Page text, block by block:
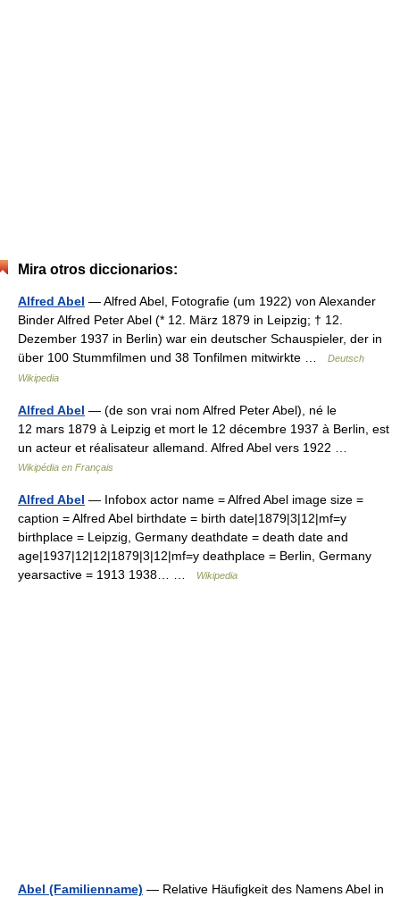
Mira otros diccionarios:
Alfred Abel — Alfred Abel, Fotografie (um 1922) von Alexander
Binder Alfred Peter Abel (* 12. März 1879 in Leipzig; † 12.
Dezember 1937 in Berlin) war ein deutscher Schauspieler, der in
über 100 Stummfilmen und 38 Tonfilmen mitwirkte …
Deutsch
Wikipedia
Alfred Abel — (de son vrai nom Alfred Peter Abel), né le
12 mars 1879 à Leipzig et mort le 12 décembre 1937 à Berlin, est
un acteur et réalisateur allemand. Alfred Abel vers 1922 …
Wikipédia en Français
Alfred Abel — Infobox actor name = Alfred Abel image size =
caption = Alfred Abel birthdate = birth date|1879|3|12|mf=y
birthplace = Leipzig, Germany deathdate = death date and
age|1937|12|12|1879|3|12|mf=y deathplace = Berlin, Germany
yearsactive = 1913 1938… …
Wikipedia
Abel (Familienname) — Relative Häufigkeit des Namens Abel in